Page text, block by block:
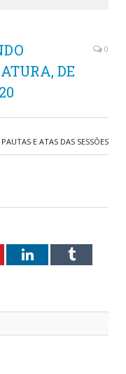
DE
0
PAUTAS E ATAS DAS SESSÕES
LinkedInTumblr